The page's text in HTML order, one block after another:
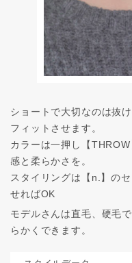
ショートで大切なのは抜
フィットさせます。
カラーは一押し【
感と柔らかさを。
スタイリングは【n.】の
せればOK
モデルさんは直毛、硬毛
らかくできます。